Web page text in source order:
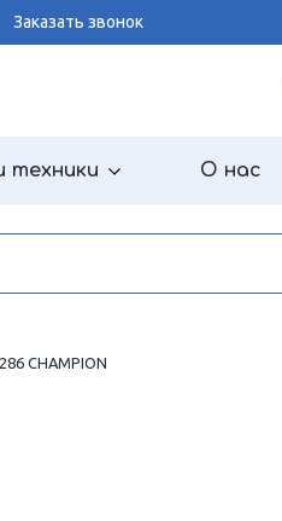
Заказать звонок
техники О нас
CHAMPION